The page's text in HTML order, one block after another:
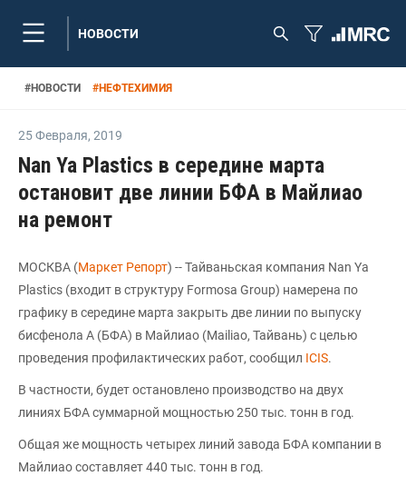
НОВОСТИ
#НОВОСТИ #НЕФТЕХИМИЯ
25 Февраля, 2019
Nan Ya Plastics в середине марта
остановит две линии БФА в Майлиао
на ремонт
МОСКВА (Маркет Репорт) -- Тайваньская компания Nan Ya
Plastics (входит в структуру Formosa Group) намерена по
графику в середине марта закрыть две линии по выпуску
бисфенола А (БФА) в Майлиао (Mailiao, Тайвань) с целью
проведения профилактических работ, сообщил ICIS.
В частности, будет остановлено производство на двух
линиях БФА суммарной мощностью 250 тыс. тонн в год.
Общая же мощность четырех линий завода БФА компании в
Майлиао составляет 440 тыс. тонн в год.